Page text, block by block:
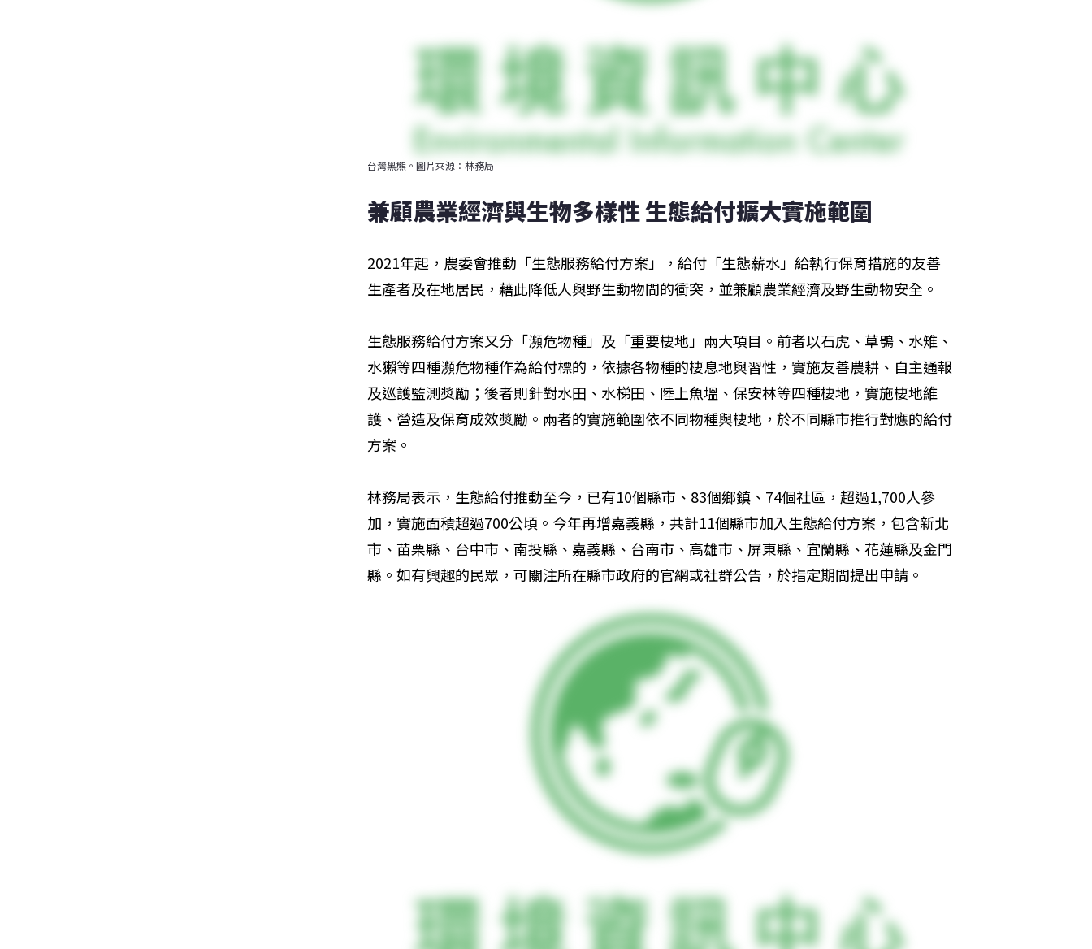
台灣黑熊。圖片來源：林務局
兼顧農業經濟與生物多樣性 生態給付擴大實施範圍
2021年起，農委會推動「生態服務給付方案」，給付「生態薪水」給執行保育措施的友善
生產者及在地居民，藉此降低人與野生動物間的衝突，並兼顧農業經濟及野生動物安全。
生態服務給付方案又分「瀕危物種」及「重要棲地」兩大項目。前者以石虎、草鴞、水雉、
水獺等四種瀕危物種作為給付標的，依據各物種的棲息地與習性，實施友善農耕、自主通報
及巡護監測獎勵；後者則針對水田、水梯田、陸上魚塭、保安林等四種棲地，實施棲地維
護、營造及保育成效獎勵。兩者的實施範圍依不同物種與棲地，於不同縣市推行對應的給付
方案。
林務局表示，生態給付推動至今，已有10個縣市、83個鄉鎮、74個社區，超過1,700人參
加，實施面積超過700公頃。今年再增嘉義縣，共計11個縣市加入生態給付方案，包含新北
市、苗栗縣、台中市、南投縣、嘉義縣、台南市、高雄市、屏東縣、宜蘭縣、花蓮縣及金門
縣。如有興趣的民眾，可關注所在縣市政府的官網或社群公告，於指定期間提出申請。